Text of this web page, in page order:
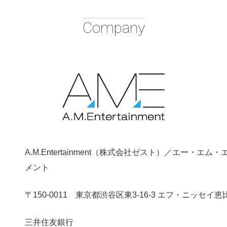
Company
A.M.Entertainment（株式会社ゼスト）
／エー・エム・
メント
〒150-0011 東京都渋谷区東3-16-3 エフ・ニッセイ恵
三井住友銀行